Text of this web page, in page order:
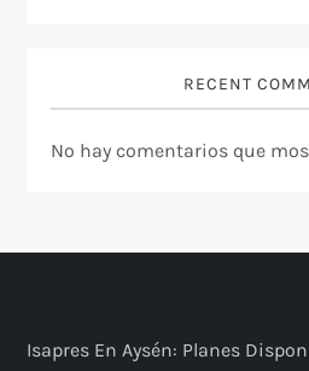
RECENT
No hay comentarios que
Isapres En Aysén: Planes